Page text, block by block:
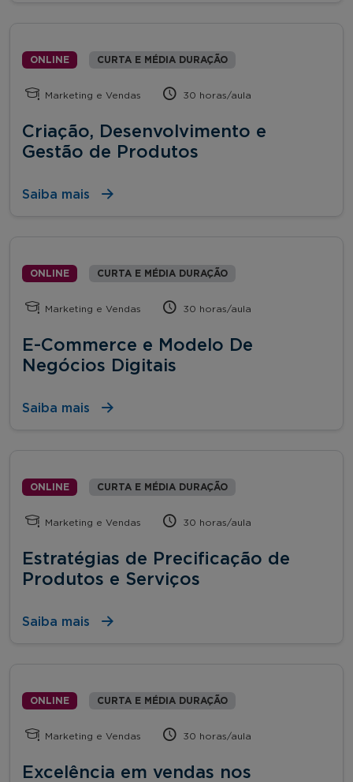
ONLINE CURTA E MÉDIA DURAÇÃO
Marketing e Vendas 30 horas/aula
Criação, Desenvolvimento e
Gestão de Produtos
Saiba mais
ONLINE CURTA E MÉDIA DURAÇÃO
Marketing e Vendas 30 horas/aula
E-Commerce e Modelo De
Negócios Digitais
Saiba mais
ONLINE CURTA E MÉDIA DURAÇÃO
Marketing e Vendas 30 horas/aula
Estratégias de Precificação de
Produtos e Serviços
Saiba mais
ONLINE CURTA E MÉDIA DURAÇÃO
Marketing e Vendas 30 horas/aula
Excelência em vendas nos